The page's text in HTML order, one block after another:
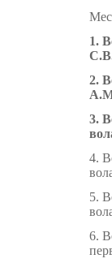
1.
2.
3.
4.
5.
6.